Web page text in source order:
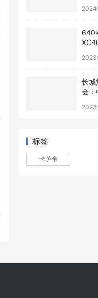
2024
2023
长城
会：
2023
标签
卡萨帝